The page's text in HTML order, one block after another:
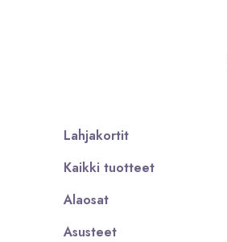
Lahjakortit
Kaikki tuotteet
Alaosat
Asusteet